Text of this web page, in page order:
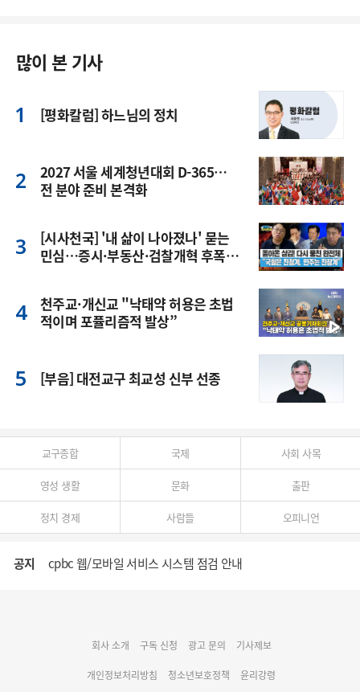
많이 본 기사
[평화칼럼] 하느님의 정치
2027 서울 세계청년대회 D-365…
전 분야 준비 본격화
[시사천국] '내 삶이 나아졌나' 묻는
민심…증시·부동산·검찰개혁 후폭
천주교·개신교 "낙태약 허용은 초법
적이며 포퓰리즘적 발상”
[부음] 대전교구 최교성 신부 선종
교구종합 국제 사회 사목
영성 생활 문화 출판
정치 경제 사람들 오피니언
공지 cpbc 웹/모바일 서비스 시스템 점검 안내
명동 미디어큐브 & 1898 미디어월 공모전 수상작 발표
회사 소개 구독 신청 광고 문의 기사제보
개인정보처리방침 청소년보호정책 윤리강령